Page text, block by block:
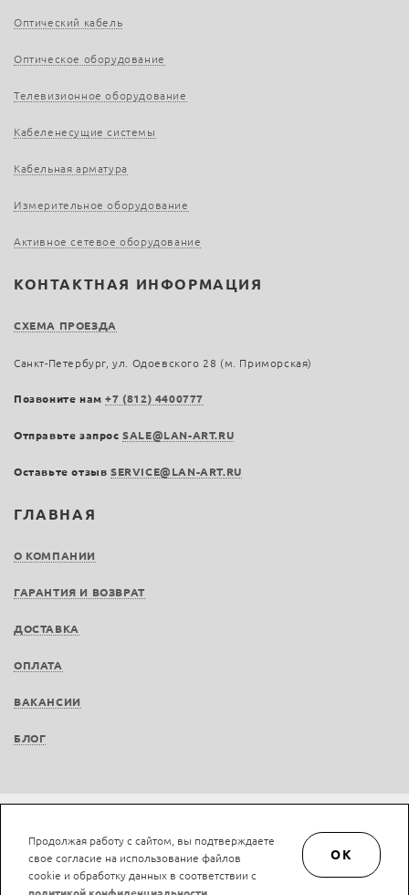
ГЛАВНАЯ
О КОМПАНИИ
ГАРАНТИЯ И ВОЗВРАТ
ДОСТАВКА
ОПЛАТА
ВАКАНСИИ
БЛОГ
Оптический кабель
Оптическое оборудование
Телевизионное оборудование
Кабеленесущие системы
Кабельная арматура
Измерительное оборудование
Активное сетевое оборудование
КОНТАКТНАЯ ИНФОРМАЦИЯ
СХЕМА ПРОЕЗДА
Санкт-Петербург, ул. Одоевского 28 (м. Приморская)
Позвоните нам+7 (812) 4400777
Отправьте запросSALE@LAN-ART.RU
Оставьте отзыв SERVICE@LAN-ART.RU
Не является публичной офертой © LAN-art.ru, 2013—2026. Все права защищены.
Политика конфиденциальности.
Положение об обработке и защите персональных
данных.
Продолжая работу с сайтом, вы подтверждаете
свое согласие на использование файлов
cookie и обработку данных в соответствии с
OK